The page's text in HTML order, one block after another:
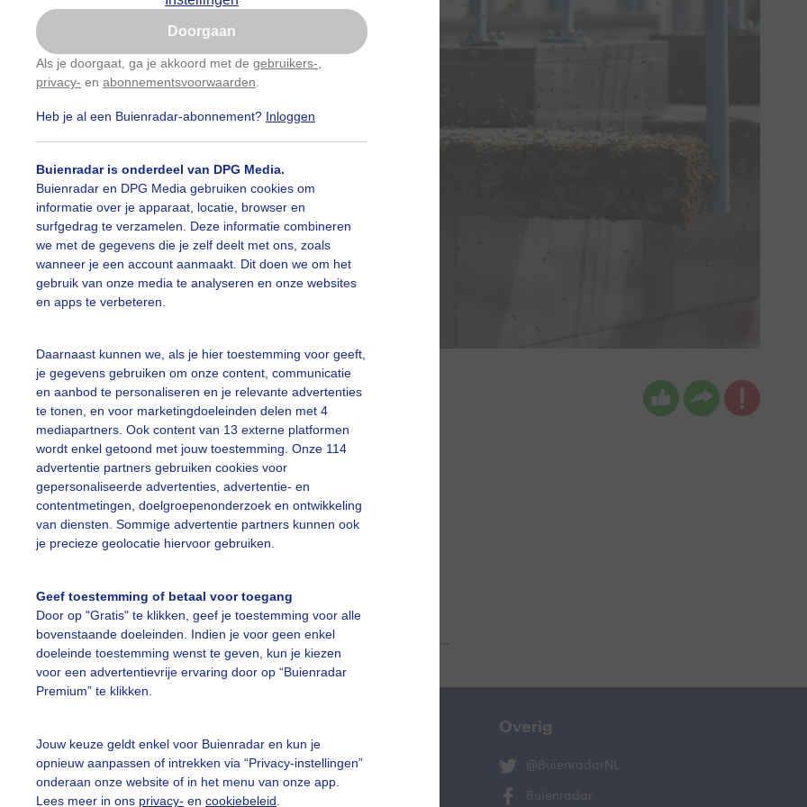
Doorgaan
Als je doorgaat, ga je akkoord met de gebruikers-
privacy- en abonnementsvoorwaarden
Heb je al een Buienradar-abonnement? Inloggen
Buienradar is onderdeel van DPG Media.
Buienradar en DPG Media gebruiken cookies om
informatie over je apparaat, locatie, browser en
surfgedrag te verzamelen. Deze informatie combineren
we met de gegevens die je zelf deelt met ons, zoals
wanneer je een account aanmaakt. Dit doen we om het
gebruik van onze media te analyseren en onze websites
en apps te verbeteren.
Daarnaast kunnen we, als je hier toestemming voor geeft,
je gegevens gebruiken om onze content, communicatie
en aanbod te personaliseren en je relevante advertenties
te tonen, en voor marketingdoeleinden delen met 4
mediapartners. Ook content van 13 externe platformen
wordt enkel getoond met jouw toestemming. Onze 114
advertentie partners gebruiken cookies voor
gepersonaliseerde advertenties, advertentie- en
contentmetingen, doelgroepenonderzoek en ontwikkeling
van diensten. Sommige advertentie partners kunnen ook
je precieze geolocatie hiervoor gebruiken.
Geef toestemming of betaal voor toegang
Door op "Gratis" te klikken, geef je toestemming voor alle
bovenstaande doeleinden. Indien je voor geen enkel
doeleinde toestemming wenst te geven, kun je kiezen
voor een advertentievrije ervaring door op “Buienradar
Premium” te klikken.
Jouw keuze geldt enkel voor Buienradar en kun je
opnieuw aanpassen of intrekken via “Privacy-instellingen”
onderaan onze website of in het menu van onze app.
Lees meer in ons privacy- en cookiebeleid
bijen of wespen
Anne-Marie van Iersel Gemaakt: 30-04-2025, 217x bekeken
Wespen Lente Zon
slideshow
Een moment geduld aub...
vragen
De Bilt
Overig
@BuienradarNL
Buienradar
Nu niet, misschien later
Gebruik je Safari en wil je niet elke dag deze pop-up
Klikhierom dit aan te passen